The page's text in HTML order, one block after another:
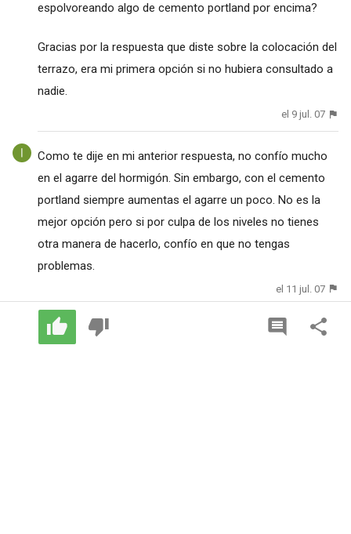
espolvoreando algo de cemento portland por encima?
Gracias por la respuesta que diste sobre la colocación del
terrazo, era mi primera opción si no hubiera consultado a
nadie.
el 9 jul. 07
Como te dije en mi anterior respuesta, no confío mucho
en el agarre del hormigón. Sin embargo, con el cemento
portland siempre aumentas el agarre un poco. No es la
mejor opción pero si por culpa de los niveles no tienes
otra manera de hacerlo, confío en que no tengas
problemas.
el 11 jul. 07